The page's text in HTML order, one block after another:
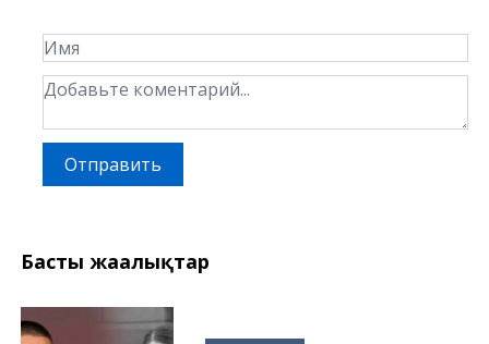
Отправить
Басты жаңалықтар